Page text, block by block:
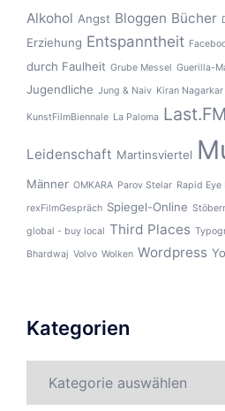
Alkohol Angst Bloggen Bücher
Erziehung Entspanntheit
durch Faulheit Grube Messel Guerilla-
Jugendliche Jung & Naiv Kiran Nagarkar
KunstFilmBiennale La Paloma Last.FM
Leidenschaft Martinsviertel
Männer OMKARA Parov Stelar Rapid Eye
rexFilmGespräch Spiegel-Online
global - buy local Third Places
Bhardwaj Volvo Wolken Wordpress
Kategorien